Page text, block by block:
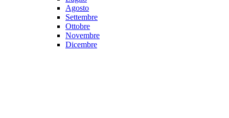
Agosto
Settembre
Ottobre
Novembre
Dicembre